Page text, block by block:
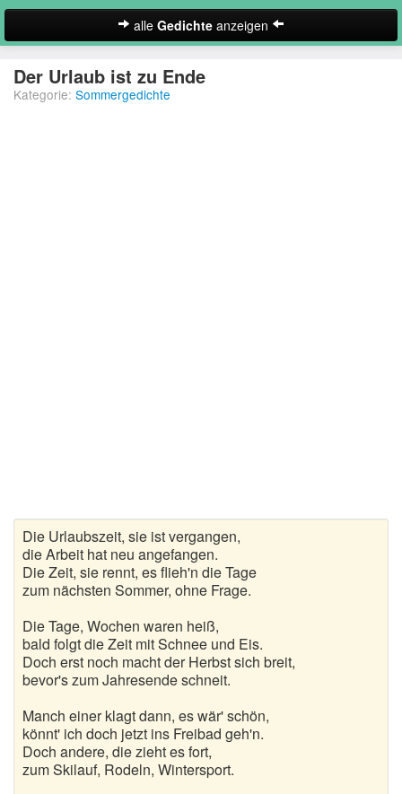
alle Gedichte anzeigen
Neues Gedicht eintragen
Hochzeitsgedichte
Kindergedichte
Kurze Gedichte
Liebesgedichte
Muttertagsgedichte
Neujahrsgedichte
Der Urlaub ist zu Ende
Kategorie: Sommergedichte
Die Urlaubszeit, sie ist vergangen,
die Arbeit hat neu angefangen.
Die Zeit, sie rennt, es flieh'n die Tage
zum nächsten Sommer, ohne Frage.
Die Tage, Wochen waren heiß,
bald folgt die Zeit mit Schnee und Eis.
Doch erst noch macht der Herbst sich breit,
bevor's zum Jahresende schneit.
Manch einer klagt dann, es wär' schön,
könnt' ich doch jetzt ins Freibad geh'n.
Doch andere, die zieht es fort,
zum Skilauf, Rodeln, Wintersport.